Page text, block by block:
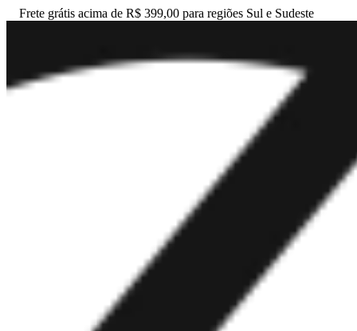
Frete grátis acima de R$ 399,00 para regiões Sul e Sudeste